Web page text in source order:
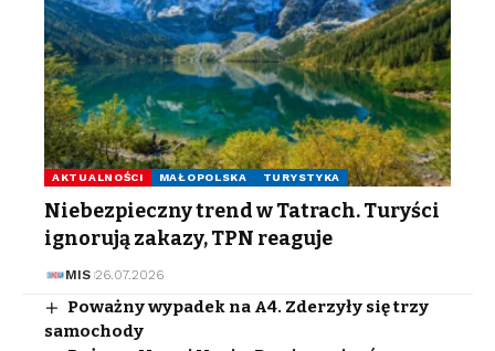
AKTUALNOŚCI MAŁOPOLSKA TURYSTYKA
Niebezpieczny trend w Tatrach. Turyści
ignorują zakazy, TPN reaguje
MIS 26.07.2026
Poważny wypadek na A4. Zderzyły się trzy
samochody